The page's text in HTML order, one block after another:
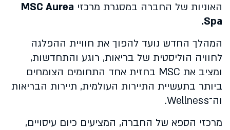
האוניות של החברה במסגרת מרכזי MSC Aurea
Spa.
המהלך החדש נועד להפוך את חוויית ההפלגה
לחוויה הוליסטית של בריאות, רוגע והתחדשות,
ומציב את MSC בחזית אחד התחומים הצומחים
ביותר בתעשיית התיירות העולמית, תיירות הבריאות
וה־Wellness.
מרכזי הספא של החברה, המציעים כיום עיסויים,